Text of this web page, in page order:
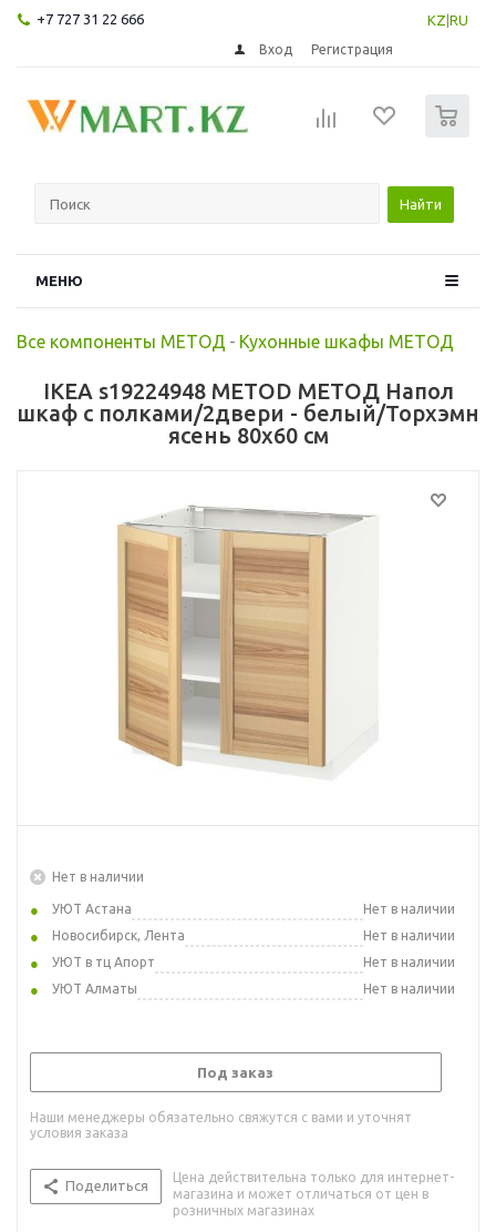
+7 727 31 22 666 KZ RU
Вход Регистрация
Найти
МЕНЮ
Все компоненты МЕТОД - Кухонные шкафы МЕТОД
IKEA s19224948 METOD МЕТОД Напол
шкаф с полками/2двери - белый/Торхэмн
ясень 80x60 см
Нет в наличии
УЮТ Астана
Нет в наличии
Новосибирск, Лента
Нет в наличии
УЮТ в тц Апорт
Нет в наличии
УЮТ Алматы
Нет в наличии
Под заказ
Наши менеджеры обязательно свяжутся с вами и уточнят
условия заказа
Поделиться
Цена действительна только для интернет-
магазина и может отличаться от цен в
розничных магазинах